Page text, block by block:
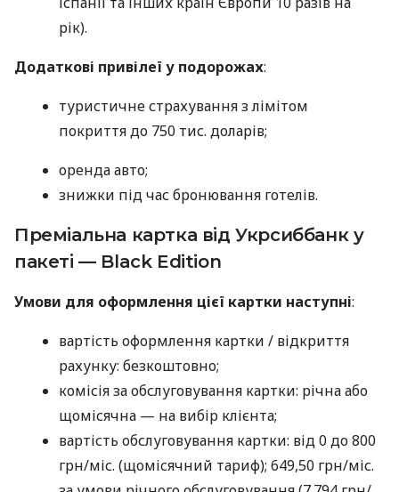
рік).
Додаткові привілеї у подорожах:
туристичне страхування з лімітом
покриття до 750 тис. доларів;
оренда авто;
знижки під час бронювання готелів.
Преміальна картка від Укрсиббанк у
пакеті — Black Edition
Умови для оформлення цієї картки наступні:
вартість оформлення картки / відкриття
рахунку: безкоштовно;
комісія за обслуговування картки: річна або
щомісячна — на вибір клієнта;
вартість обслуговування картки: від 0 до 800
грн/міс. (щомісячний тариф); 649,50 грн/міс.